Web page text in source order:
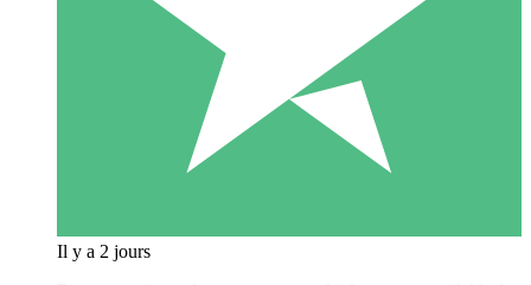
Il y a 2 jours